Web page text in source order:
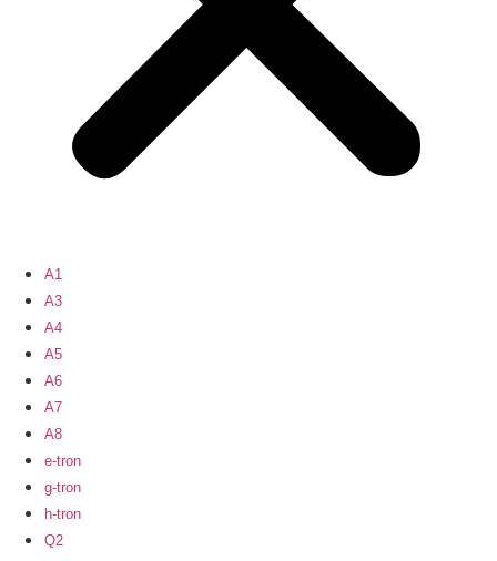
A1
A3
A4
A5
A6
A7
A8
e-tron
g-tron
h-tron
Q2